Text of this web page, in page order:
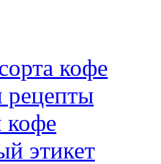
кофе
рецепты
кофе
этикет